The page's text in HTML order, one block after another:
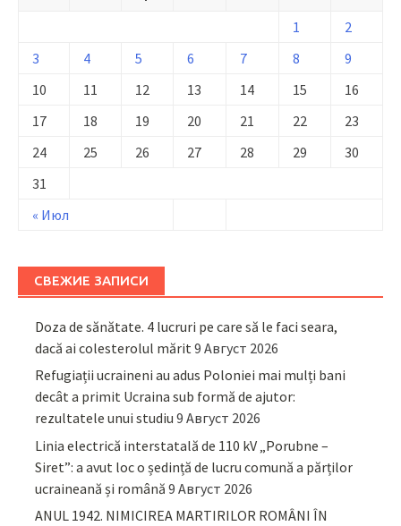
« Июл
1
2
3
4 5 6 7 8
9
10
11 12 13 14 15
16
17
18 19 20 21 22
23
24
25 26 27 28 29
30
31
СВЕЖИЕ ЗАПИСИ
Doza de sănătate. 4 lucruri pe care să le faci seara,
dacă ai colesterolul mărit 9 Август 2026
Refugiații ucraineni au adus Poloniei mai mulți bani
decât a primit Ucraina sub formă de ajutor:
rezultatele unui studiu 9 Август 2026
Linia electrică interstatală de 110 kV „Porubne –
Siret”: a avut loc o ședință de lucru comună a părților
ucraineană și română 9 Август 2026
ANUL 1942. NIMICIREA MARTIRILOR ROMÂNI ÎN